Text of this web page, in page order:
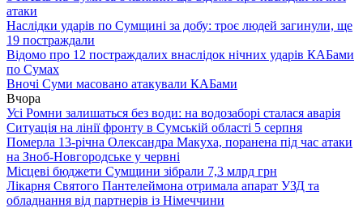
атаки
Наслідки ударів по Сумщині за добу: троє людей загинули, ще
19 постраждали
Відомо про 12 постраждалих внаслідок нічних ударів КАБами
по Сумах
Вночі Суми масовано атакували КАБами
Вчора
Усі Ромни залишаться без води: на водозаборі сталася аварія
Ситуація на лінії фронту в Сумській області 5 серпня
Померла 13-річна Олександра Макуха, поранена під час атаки
на Зноб-Новгородське у червні
Місцеві бюджети Сумщини зібрали 7,3 млрд грн
Лікарня Святого Пантелеймона отримала апарат УЗД та
обладнання від партнерів із Німеччини